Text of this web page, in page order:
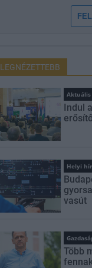
LEGNÉZETTEBB
Aktuális
Indul
Helyi
vasút
Több